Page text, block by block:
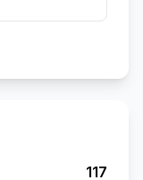
117